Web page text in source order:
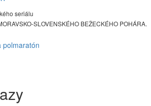
seriálu
SLOVENSKÉHO BEŽECKÉHO POHÁRA.